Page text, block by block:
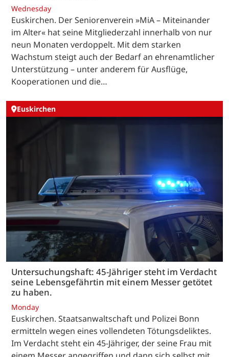
Wednesday
Euskirchen. Der Seniorenverein »MiA – Miteinander
im Alter« hat seine Mitgliederzahl innerhalb von nur
neun Monaten verdoppelt. Mit dem starken
Wachstum steigt auch der Bedarf an ehrenamtlicher
Unterstützung – unter anderem für Ausflüge,
Kooperationen und die…
Euskirchen
Untersuchungshaft: 45-Jähriger steht im Verdacht
seine Lebensgefährtin mit einem Messer getötet
zu haben.
Monday
Euskirchen. Staatsanwaltschaft und Polizei Bonn
ermitteln wegen eines vollendeten Tötungsdeliktes.
Im Verdacht steht ein 45-Jähriger, der seine Frau mit